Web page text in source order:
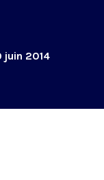
juin 2014